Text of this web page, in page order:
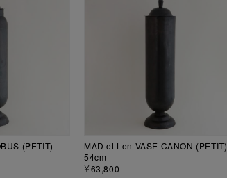
(PETIT)
MAD et Len VASE CANON (PETIT)
54cm
￥63,800